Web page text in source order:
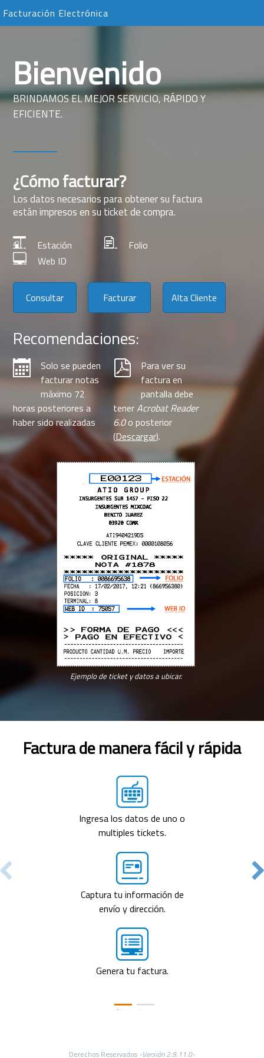
Facturación Electrónica
Bienvenido
BRINDAMOS EL MEJOR SERVICIO, RÁPIDO Y
EFICIENTE.
¿Cómo facturar?
Los datos necesarios para obtener su factura
están impresos en su ticket de compra.
Estación
Folio
Web ID
Consultar Facturar Alta Cliente
Recomendaciones:
Solo se pueden
facturar notas
máximo 72
horas posteriores a
haber sido realizadas
Para ver su
factura en
pantalla debe
tenerAcrobat Reader
6.0o posterior
(Descargar).
Ejemplo de ticket y datos a ubicar.
Factura de manera fácil y rápida
Ingresa los datos de uno o
multiples tickets.
Captura tu información de
envío y dirección.
Genera tu factura.
Derechos Reservados -Versión 2.9.11.0-